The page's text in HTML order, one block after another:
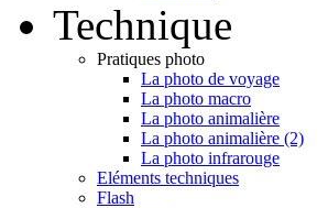
Technique
Pratiques photo
La photo de voyage
La photo macro
La photo animalière
La photo animalière (2)
La photo infrarouge
Eléments techniques
Flash